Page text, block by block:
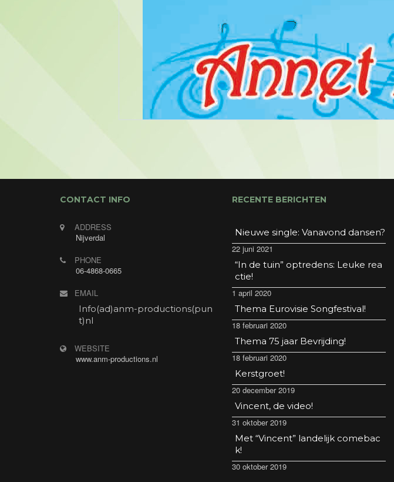
CONTACT INFO
ADDRESS
Nijverdal
PHONE
06-4868-0665
EMAIL
Info(ad)anm-productions(pun
t)nl
WEBSITE
www.anm-productions.nl
RECENTE BERICHTEN
Nieuwe single: Vanavond dansen?
22 juni 2021
“In de tuin” optredens: Leuke rea
ctie!
1 april 2020
Thema Eurovisie Songfestival!
18 februari 2020
Thema 75 jaar Bevrijding!
18 februari 2020
Kerstgroet!
20 december 2019
Vincent, de video!
31 oktober 2019
Met “Vincent” landelijk comebac
k!
30 oktober 2019